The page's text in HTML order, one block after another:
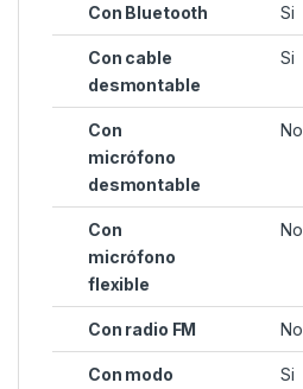
Con Bluetooth Si
Con cable
desmontable
Si
Con
micrófono
desmontable
No
Con
micrófono
flexible
No
Con radio FM No
Con modo
Si